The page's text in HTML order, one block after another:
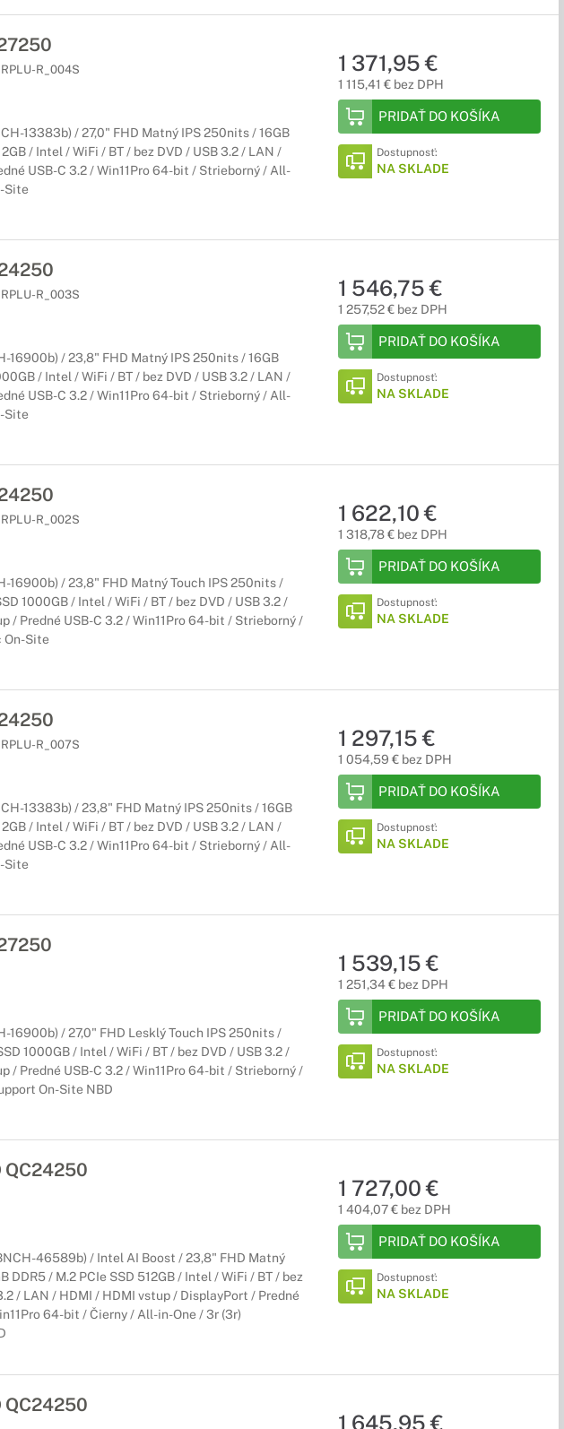
R_004S
13383b) / 27,0" FHD Matný IPS 250nits / 16GB
/ Intel / WiFi / BT / bez DVD / USB 3.2 / LAN /
USB-C 3.2 / Win11Pro 64-bit / Strieborný / All-
Site
1 371,95 €
1 115,41 € bez DPH
PRIDAŤ DO KOŠÍKA
Dostupnosť:
NA SKLADE
R_003S
16900b) / 23,8" FHD Matný IPS 250nits / 16GB
/ Intel / WiFi / BT / bez DVD / USB 3.2 / LAN /
USB-C 3.2 / Win11Pro 64-bit / Strieborný / All-
Site
1 546,75 €
1 257,52 € bez DPH
PRIDAŤ DO KOŠÍKA
Dostupnosť:
NA SKLADE
R_002S
16900b) / 23,8" FHD Matný Touch IPS 250nits /
1000GB / Intel / WiFi / BT / bez DVD / USB 3.2 /
/ Predné USB-C 3.2 / Win11Pro 64-bit / Strieborný /
On-Site
1 622,10 €
1 318,78 € bez DPH
PRIDAŤ DO KOŠÍKA
Dostupnosť:
NA SKLADE
R_007S
13383b) / 23,8" FHD Matný IPS 250nits / 16GB
/ Intel / WiFi / BT / bez DVD / USB 3.2 / LAN /
USB-C 3.2 / Win11Pro 64-bit / Strieborný / All-
Site
1 297,15 €
1 054,59 € bez DPH
PRIDAŤ DO KOŠÍKA
Dostupnosť:
NA SKLADE
16900b) / 27,0" FHD Lesklý Touch IPS 250nits /
1000GB / Intel / WiFi / BT / bez DVD / USB 3.2 /
/ Predné USB-C 3.2 / Win11Pro 64-bit / Strieborný /
On-Site NBD
1 539,15 €
1 251,34 € bez DPH
PRIDAŤ DO KOŠÍKA
Dostupnosť:
NA SKLADE
QC24250
46589b) / Intel AI Boost / 23,8" FHD Matný
DDR5 / M.2 PCIe SSD 512GB / Intel / WiFi / BT / bez
/ LAN / HDMI / HDMI vstup / DisplayPort / Predné
64-bit / Čierny / All-in-One / 3r (3r)
1 727,00 €
1 404,07 € bez DPH
PRIDAŤ DO KOŠÍKA
Dostupnosť:
NA SKLADE
QC24250
1 645,95 €